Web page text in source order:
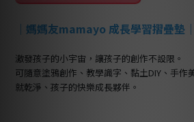
｜ 媽媽友mamayo 成長學習摺疊墊 ｜
激發孩子的小宇宙，讓孩子的創作不設限。
可隨意塗鴉創作、教學識字、黏土DIY、手作
就乾淨、孩子的快樂成長夥伴。